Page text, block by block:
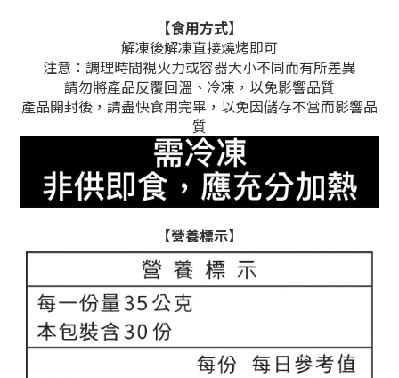
【食用方式】
解凍後解凍直接燒烤即可
注意：調理時間視火力或容器大小不同而有所差異
請勿將產品反覆回溫、冷凍，以免影響品質
產品開封後，請盡快食用完畢，以免因儲存不當而影響品
質
【營養標示】